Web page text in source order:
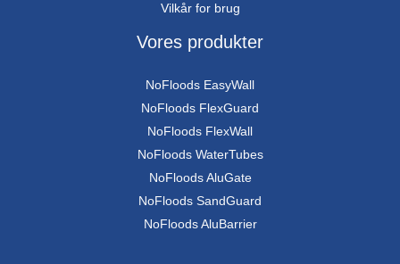
Vilkår for brug
Vores produkter
NoFloods EasyWall
NoFloods FlexGuard
NoFloods FlexWall
NoFloods WaterTubes
NoFloods AluGate
NoFloods SandGuard
NoFloods AluBarrier